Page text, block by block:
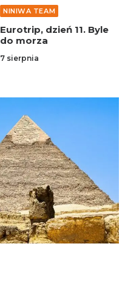
NINIWA TEAM
Eurotrip, dzień 11. Byle
do morza
7 sierpnia